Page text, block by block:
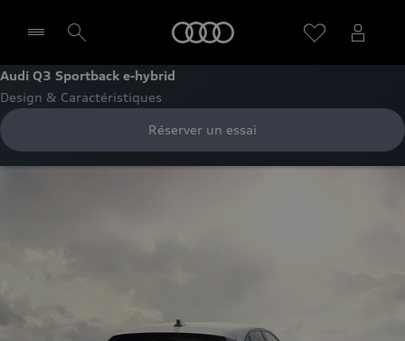
Sélectionner un Partenaire
Audi Q3 Sportback e-hybrid
Design & Caractéristiques
Réserver un essai